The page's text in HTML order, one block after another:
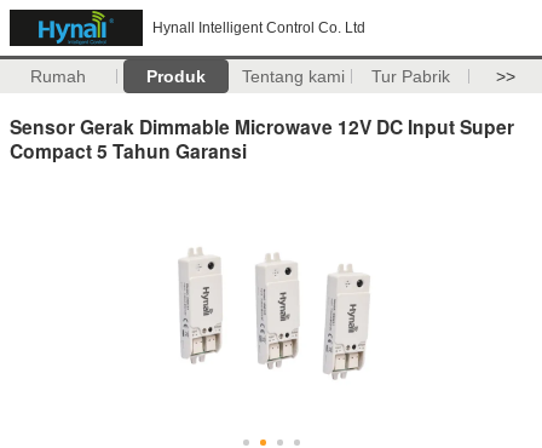
Hynall Intelligent Control Co. Ltd
Rumah Produk Tentang kami Tur Pabrik >>
Sensor Gerak Dimmable Microwave 12V DC Input Super
Compact 5 Tahun Garansi